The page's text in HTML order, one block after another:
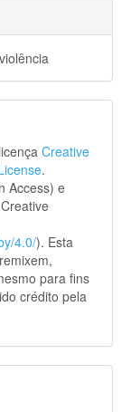
Creative
.
Access) e
4.0/). Esta
para fins
crédito pela